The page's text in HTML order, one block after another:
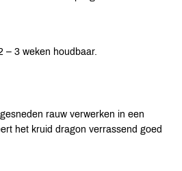
– 3 weken houdbaar.
rauw verwerken in een
het kruid dragon verrassend goed